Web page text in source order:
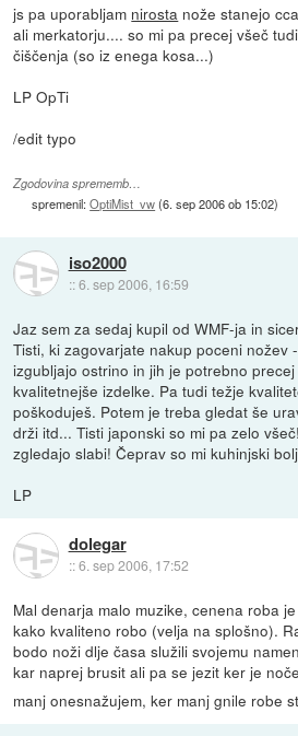
js pa uporabljam nirosta nože stanejo
ali merkatorju.... so mi pa precej všeč
čiščenja (so iz enega kosa...)
LP OpTi
/edit typo
Zgodovina sprememb…
spremenil:OptiMist_vw(6. sep 2006 ob 15:02)
iso2000
::6. sep 2006, 16:59
Jaz sem za sedaj kupil od WMF-ja in
Tisti, ki zagovarjate nakup poceni nožev
izgubljajo ostrino in jih je potrebno
kvalitetnejše izdelke. Pa tudi težje
poškoduješ. Potem je treba gledat še
drži itd... Tisti japonski so mi pa zelo
zgledajo slabi! Čeprav so mi kuhinjski
LP
dolegar
::6. sep 2006, 17:52
Mal denarja malo muzike, cenena roba
kako kvaliteno robo (velja na splošno).
bodo noži dlje časa služili svojemu
kar naprej brusit ali pa se jezit ker je
manj onesnažujem, ker manj gnile robe